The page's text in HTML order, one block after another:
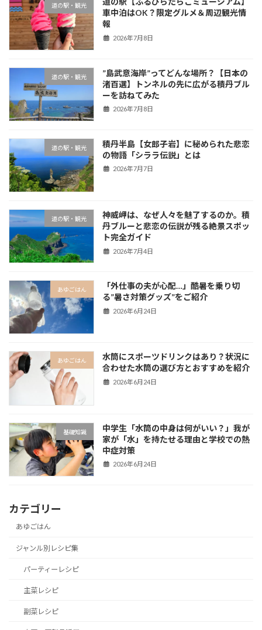
道の駅・観光
車中泊はOK？限定グルメ＆周辺観光情
報
2026年7月8日
道の駅・観光
”島武意海岸”ってどんな場所？【日本の
渚百選】トンネルの先に広がる積丹ブル
ーを訪ねてみた
2026年7月8日
道の駅・観光
積丹半島【女郎子岩】に秘められた悲恋
の物語「シララ伝説」とは
2026年7月7日
道の駅・観光
神威岬は、なぜ人々を魅了するのか。積
丹ブルーと悲恋の伝説が残る絶景スポッ
ト完全ガイド
2026年7月4日
あゆごはん
「外仕事の夫が心配…」酷暑を乗り切
る”暑さ対策グッズ”をご紹介
2026年6月24日
あゆごはん
水筒にスポーツドリンクはあり？状況に
合わせた水筒の選び方とおすすめを紹介
2026年6月24日
基礎知識
中学生「水筒の中身は何がいい？」我が
家が「水」を持たせる理由と学校での熱
中症対策
2026年6月24日
カテゴリー
あゆごはん
ジャンル別レシピ集
パーティーレシピ
主菜レシピ
副菜レシピ